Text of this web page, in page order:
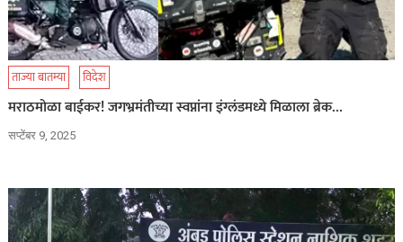
ताज्या बातम्या विदेश
मराठमोळा बाईकर! जगभ्रमंतीच्या स्वप्नांना इंग्लंडमध्ये मिळाला ब्रेक…
सप्टेंबर 9, 2025